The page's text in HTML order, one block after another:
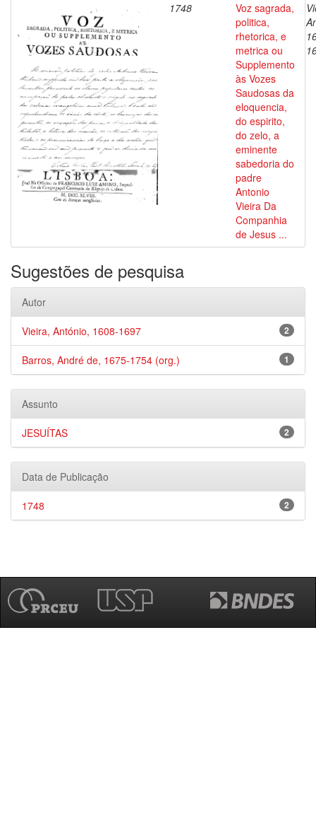
1748
Voz sagrada,
politica,
rhetorica, e
metrica ou
Supplemento
às Vozes
Saudosas da
eloquencia,
do espirito,
do zelo, a
eminente
sabedoria do
padre
Antonio
Vieira Da
Companhia
de Jesus ...
Sugestões de pesquisa
Autor
2
Vieira, António, 1608-1697
1
Barros, André de, 1675-1754 (org.)
Assunto
2
JESUÍTAS
Data de Publicação
2
1748